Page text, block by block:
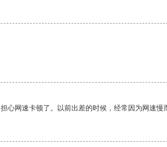
网速卡顿了。以前出差的时候，经常因为网速慢